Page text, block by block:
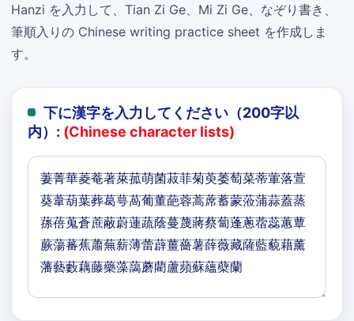
Hanzi を入力して、Tian Zi Ge、Mi Zi Ge、なぞり書き、
筆順入りの Chinese writing practice sheet を作成しま
す。
下に漢字を入力してください（200字以
内）: (Chinese character lists)